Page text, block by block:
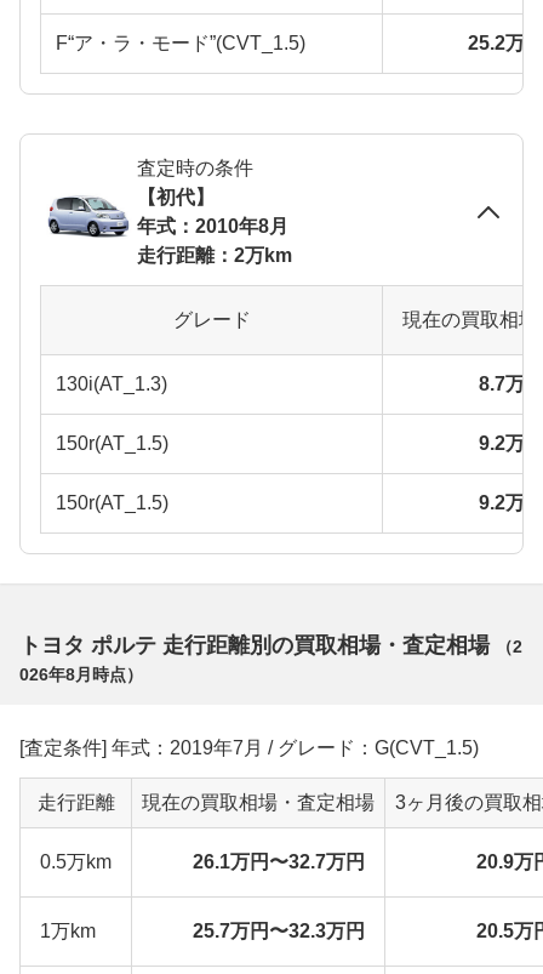
F“ア・ラ・モード”(CVT_1.5) 25.2万
査定時の条件
【初代】
年式：2010年8月
走行距離：2万km
グレード 現在の買取相
130i(AT_1.3) 8.7万
150r(AT_1.5) 9.2万
150r(AT_1.5) 9.2万
トヨタ ポルテ 走行距離別の買取相場・査定相場 （2
026年8月 時点）
[査定条件] 年式：2019年7月 / グレード：G(CVT_1.5)
走行距離 現在の買取相場・査定相場 3ヶ月後の買取
0.5万km 26.1万円〜32.7万円 20.9万
1万km 25.7万円〜32.3万円 20.5万